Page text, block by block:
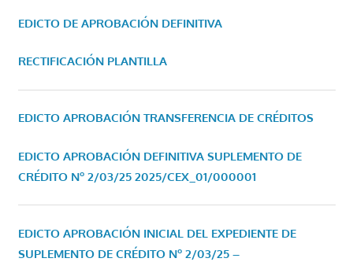
EDICTO DE APROBACIÓN DEFINITIVA
RECTIFICACIÓN PLANTILLA
EDICTO APROBACIÓN TRANSFERENCIA DE CRÉDITOS
EDICTO APROBACIÓN DEFINITIVA SUPLEMENTO DE
CRÉDITO Nº 2/03/25 2025/CEX_01/000001
EDICTO APROBACIÓN INICIAL DEL EXPEDIENTE DE
SUPLEMENTO DE CRÉDITO Nº 2/03/25 –